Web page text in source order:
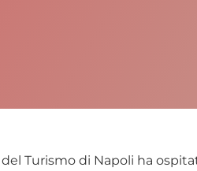
del Turismo di Napoli ha